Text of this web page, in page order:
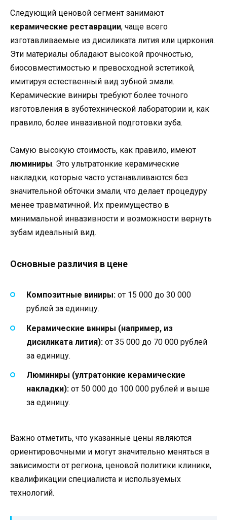
Следующий ценовой сегмент занимают
керамические реставрации, чаще всего
изготавливаемые из дисиликата лития или циркония.
Эти материалы обладают высокой прочностью,
биосовместимостью и превосходной эстетикой,
имитируя естественный вид зубной эмали.
Керамические виниры требуют более точного
изготовления в зуботехнической лаборатории и, как
правило, более инвазивной подготовки зуба.
Самую высокую стоимость, как правило, имеют
люминиры. Это ультратонкие керамические
накладки, которые часто устанавливаются без
значительной обточки эмали, что делает процедуру
менее травматичной. Их преимущество в
минимальной инвазивности и возможности вернуть
зубам идеальный вид.
Основные различия в цене
Композитные виниры: от 15 000 до 30 000
рублей за единицу.
Керамические виниры (например, из
дисиликата лития): от 35 000 до 70 000 рублей
за единицу.
Люминиры (ултратонкие керамические
накладки): от 50 000 до 100 000 рублей и выше
за единицу.
Важно отметить, что указанные цены являются
ориентировочными и могут значительно меняться в
зависимости от региона, ценовой политики клиники,
квалификации специалиста и используемых
технологий.